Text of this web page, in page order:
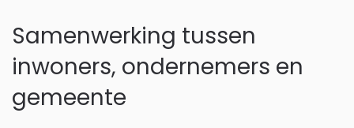
Samenwerking tussen
inwoners, ondernemers en
gemeente